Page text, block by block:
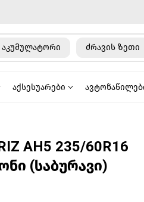
აკუმულატორი ძრავის ზეთი
აქსესუარები
AH5 235/60R16
(საბურავი)